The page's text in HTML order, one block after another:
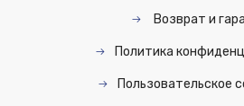
Возврат и
Политика
Пользовательское